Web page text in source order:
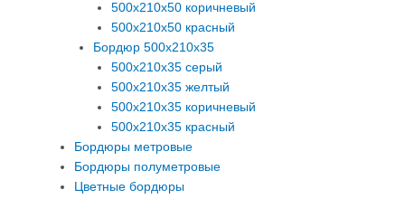
500х210х50 коричневый
500х210х50 красный
Бордюр 500х210х35
500х210х35 серый
500х210х35 желтый
500х210х35 коричневый
500х210х35 красный
Бордюры метровые
Бордюры полуметровые
Цветные бордюры